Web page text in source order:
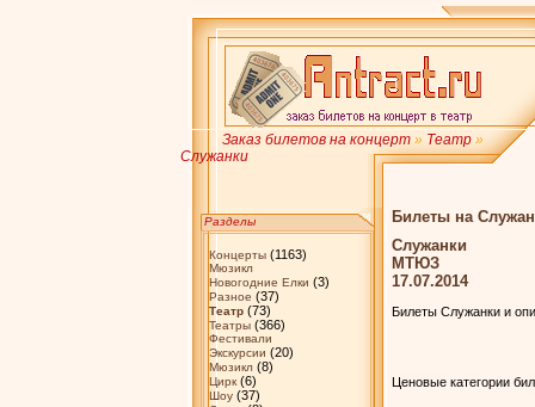
Заказ билетов на концерт» Театр»
Служанки
Разделы
Концерты(1163)
Мюзикл
Новогодние Елки (3)
Разное (37)
Театр(73)
Театры(366)
Фестивали
Экскурсии (20)
Мюзикл(8)
Цирк(6)
Шоу(37)
Билеты на
Служанки
МТЮЗ
17.07.2014
Билеты Служанки и
Ценовые категории